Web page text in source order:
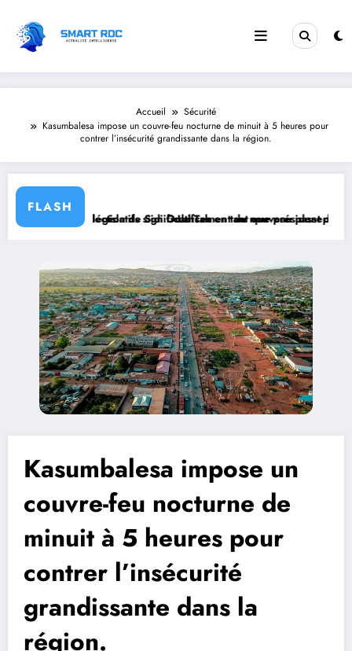
contenu
Accueil
Sécurité
Kasumbalesa impose un couvre-feu nocturne de minuit à 5 heures pour
contrer l’insécurité grandissante dans la région.
FLASH
textes législatifs significatifs.
à l’élection de Sidi Ould Tah en tant que président de la Banque
Lancement du nouveau passeport
Kasumbalesa impose un
couvre-feu nocturne de
minuit à 5 heures pour
contrer l’insécurité
grandissante dans la
région.